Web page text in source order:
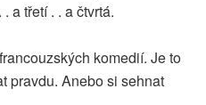
a třetí . . a čtvrtá.
komedií. Je to
pravdu. Anebo si sehnat